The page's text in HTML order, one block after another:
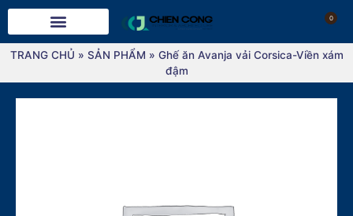
0
TRANG CHỦ » SẢN PHẨM » Ghế ăn Avanja vải Corsica-Viền xám
đậm